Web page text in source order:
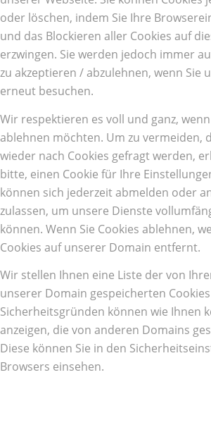
oder löschen, indem Sie Ihre
und das Blockieren aller Cookies auf
erzwingen. Sie werden jedoch immer
zu akzeptieren / abzulehnen, wenn Sie
erneut besuchen.
Wir respektieren es voll und ganz, wenn
ablehnen möchten. Um zu vermeiden,
wieder nach Cookies gefragt werden,
bitte, einen Cookie für Ihre
können sich jederzeit abmelden oder
zulassen, um unsere Dienste
können. Wenn Sie Cookies ablehnen,
Cookies auf unserer Domain entfernt.
Wir stellen Ihnen eine Liste der von
unserer Domain gespeicherten
Sicherheitsgründen können wie Ihnen
anzeigen, die von anderen Domains
Diese können Sie in den
Browsers einsehen.